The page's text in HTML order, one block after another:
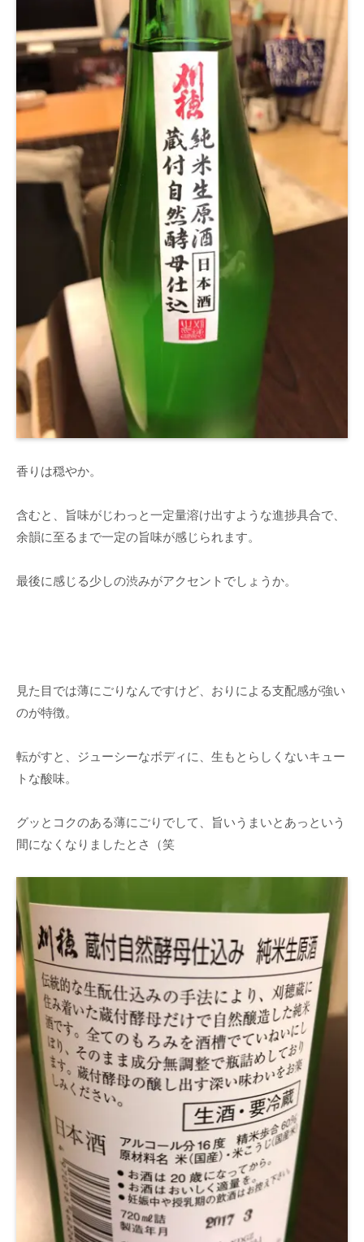
香りは穏やか。
含むと、旨味がじわっと一定量溶け出すような進捗具合で、
余韻に至るまで一定の旨味が感じられます。
最後に感じる少しの渋みがアクセントでしょうか。
見た目では薄にごりなんですけど、おりによる支配感が強い
のが特徴。
転がすと、ジューシーなボディに、生もとらしくないキュー
トな酸味。
グッとコクのある薄にごりでして、旨いうまいとあっという
間になくなりましたとさ（笑